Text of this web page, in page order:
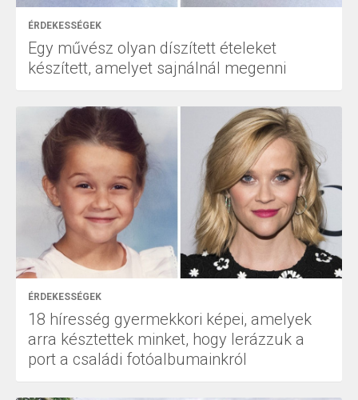
ÉRDEKESSÉGEK
Egy művész olyan díszített ételeket
készített, amelyet sajnálnál megenni
ÉRDEKESSÉGEK
18 híresség gyermekkori képei, amelyek
arra késztettek minket, hogy lerázzuk a
port a családi fotóalbumainkról